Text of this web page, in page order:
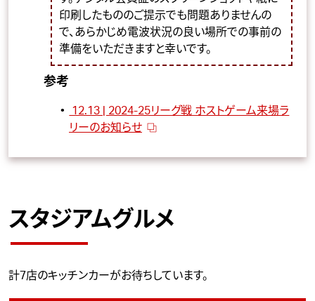
印刷したもののご提示でも問題ありませんの
で、あらかじめ電波状況の良い場所での事前の
準備をいただきますと幸いです。
参考
12.13 | 2024-25リーグ戦 ホストゲーム来場ラ
リーのお知らせ
スタジアムグルメ
計7店のキッチンカーがお待ちしています。